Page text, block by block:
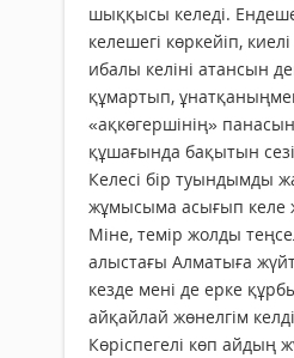
шыққысы келеді.
келешегі көркейіп,
ибалы келіні атансын
құмартып,
«ақкөгершінің» панасын
құшағында бақытын
Келесі бір туындымды
жұмысыма асығып келе
Міне, темір жолды
алыстағы Алматыға
кезде мені де ерке
айқайлай жөнелгім
Көріспегелі көп айдың